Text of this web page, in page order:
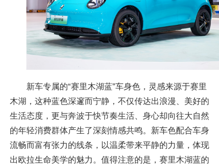
新车专属的“赛里木湖蓝”车身色，灵感来源于赛里
木湖，这种蓝色深邃而宁静，不仅传达出浪漫、美好的
生活态度，更与奔波于快节奏生活、身心却向往大自然
的年轻消费群体产生了深刻情感共鸣。新车色配合车身
流畅而富有张力的线条，以温柔带来平静的力量，体现
出欧拉生命美学的魅力。值得注意的是，赛里木湖蓝的